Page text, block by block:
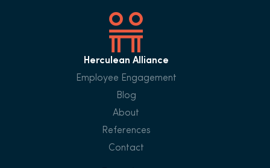
Herculean Alliance
Employee Engagement
Blog
About
References
Contact